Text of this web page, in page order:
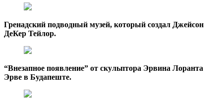
Гренадский подводный музей, который создал Джейсон
ДеКер Тейлор.
“Внезапное появление” от скульптора Эрвина Лоранта
Эрве в Будапеште.